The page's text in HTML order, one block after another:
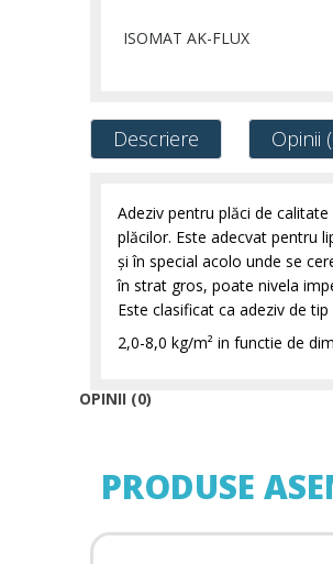
ISOMAT AK-FLUX
Descriere Opinii
Adeziv pentru plăci de
plăcilor. Este adecvat pentru
şi în special acolo unde se
în strat gros, poate nivela
Este clasificat ca adeziv de
2,0-8,0 kg/m² in functie de
OPINII (0)
PRODUSE